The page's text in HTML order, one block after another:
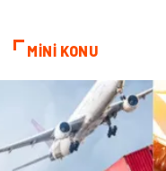
Dernekler ve Birlikler
Kiralama Servisleri
Doğal Enerji Kaynakları
MİNİ KONU